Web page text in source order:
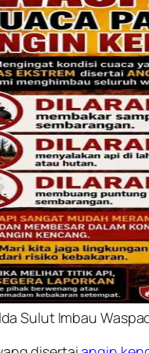
Sulut Imbau